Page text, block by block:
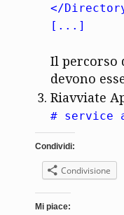
</
[...]
Il percorso
devono
Riavviate
# service
Condividi:
Condivisione
Mi piace: